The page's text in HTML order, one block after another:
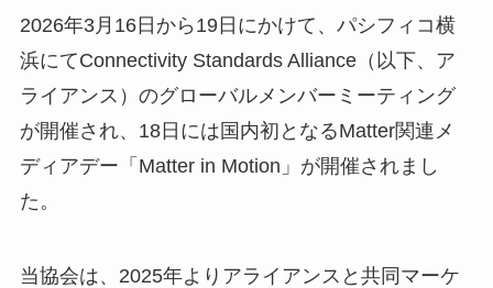
2026年3月16日から19日にかけて、パシフィコ横
浜にてConnectivity Standards Alliance（以下、ア
ライアンス）のグローバルメンバーミーティング
が開催され、18日には国内初となるMatter関連メ
ディアデー「Matter in Motion」が開催されまし
た。
当協会は、2025年よりアライアンスと共同マーケ